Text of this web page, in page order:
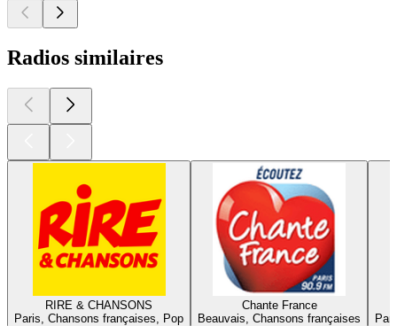
Radios similaires
RIRE & CHANSONS
Paris, Chansons françaises, Pop
Chante France
Beauvais, Chansons françaises